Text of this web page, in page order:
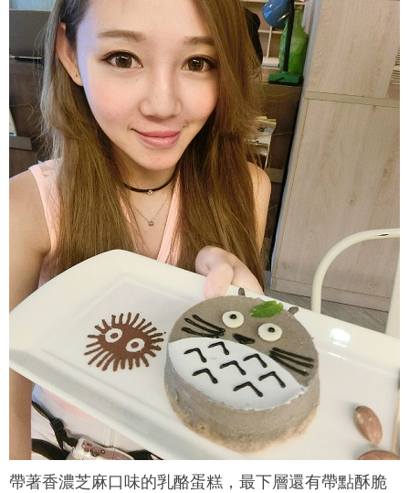
帶著香濃芝麻口味的乳酪蛋糕，最下層還有帶點酥脆